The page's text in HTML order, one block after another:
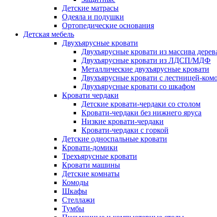
Детские матрасы
Одеяла и подушки
Ортопедические основания
Детская мебель
Двухъярусные кровати
Двухъярусные кровати из массива
Двухъярусные кровати из ЛДСП/МДФ
Металлические двухъярусные кровати
Двухъярусные кровати с лестницей-
Двухъярусные кровати со шкафом
Кровати чердаки
Детские кровати-чердаки со столом
Кровати-чердаки без нижнего яруса
Низкие кровати-чердаки
Кровати-чердаки с горкой
Детские односпальные кровати
Кровати-домики
Трехъярусные кровати
Кровати машины
Детские комнаты
Комоды
Шкафы
Стеллажи
Тумбы